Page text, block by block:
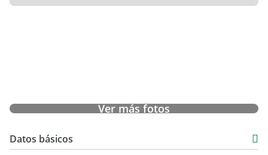
Ver más fotos
Datos básicos